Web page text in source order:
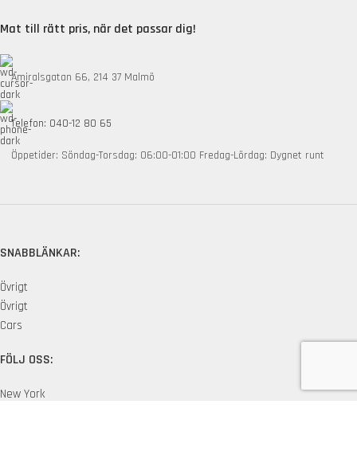
Mat till rätt pris, när det passar dig!
Amiralsgatan 66, 214 37 Malmö
Telefon: 040-12 80 65
Öppetider: Söndag-Torsdag: 06:00-01:00 Fredag-Lördag: Dygnet runt
SNABBLÄNKAR:
Övrigt
Övrigt
Cars
FÖLJ OSS:
New York